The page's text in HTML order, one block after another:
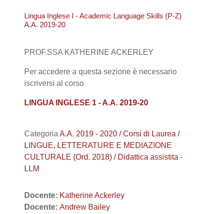
Lingua Inglese I - Academic Language Skills (P-Z)
A.A. 2019-20
PROF.SSA KATHERINE ACKERLEY
Per accedere a questa sezione è necessario
iscriversi al corso
LINGUA INGLESE 1 - A.A. 2019-20
Categoria A.A. 2019 - 2020 / Corsi di Laurea /
LINGUE, LETTERATURE E MEDIAZIONE
CULTURALE (Ord. 2018) / Didattica assistita -
LLM
Docente: Katherine Ackerley
Docente: Andrew Bailey